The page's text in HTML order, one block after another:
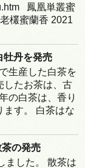
鳳凰単叢蜜
欉蜜蘭香 2021
牡丹を発売
生産した白茶を
したお茶は、古
の白茶は、香り
ます。 白茶はな
の発売
ました。 散茶は